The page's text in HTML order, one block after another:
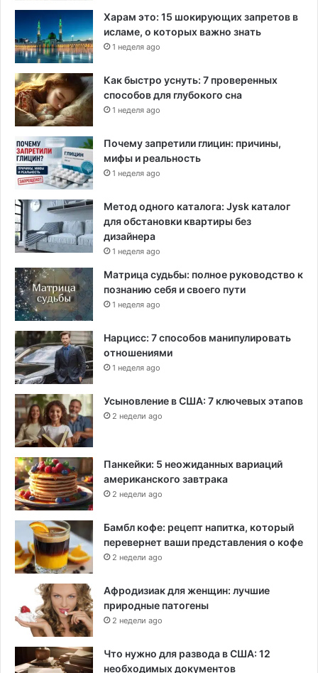
у
а
Харам это: 15 шокирующих запретов в
исламе, о которых важно знать
1 неделя ago
Как быстро уснуть: 7 проверенных
способов для глубокого сна
1 неделя ago
Почему запретили глицин: причины,
мифы и реальность
1 неделя ago
Метод одного каталога: Jysk каталог
для обстановки квартиры без
дизайнера
1 неделя ago
Матрица судьбы: полное руководство к
познанию себя и своего пути
1 неделя ago
Нарцисс: 7 способов манипулировать
отношениями
1 неделя ago
Усыновление в США: 7 ключевых этапов
2 недели ago
Панкейки: 5 неожиданных вариаций
американского завтрака
2 недели ago
Бамбл кофе: рецепт напитка, который
перевернет ваши представления о кофе
2 недели ago
Афродизиак для женщин: лучшие
природные патогены
2 недели ago
Что нужно для развода в США: 12
необходимых документов